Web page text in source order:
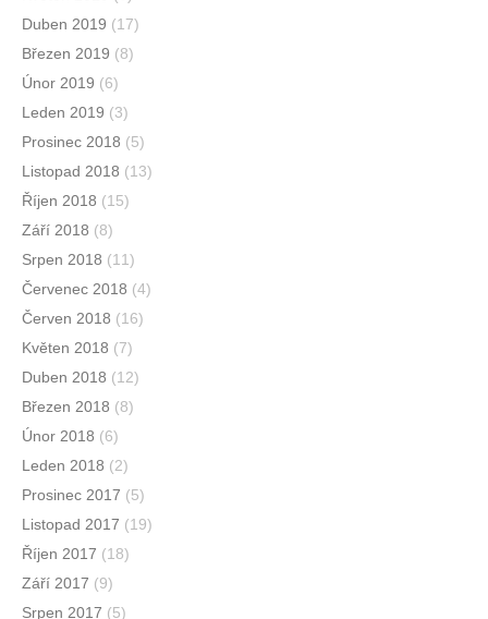
Duben 2019 (17)
Březen 2019 (8)
Únor 2019 (6)
Leden 2019 (3)
Prosinec 2018 (5)
Listopad 2018 (13)
Říjen 2018 (15)
Září 2018 (8)
Srpen 2018 (11)
Červenec 2018 (4)
Červen 2018 (16)
Květen 2018 (7)
Duben 2018 (12)
Březen 2018 (8)
Únor 2018 (6)
Leden 2018 (2)
Prosinec 2017 (5)
Listopad 2017 (19)
Říjen 2017 (18)
Září 2017 (9)
Srpen 2017 (5)